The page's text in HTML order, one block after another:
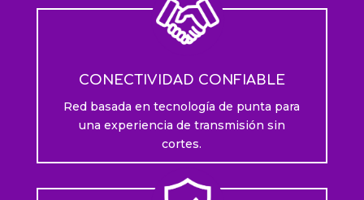
CONECTIVIDAD CONFIABLE
Red basada en tecnología de punta para
una experiencia de transmisión sin
cortes.